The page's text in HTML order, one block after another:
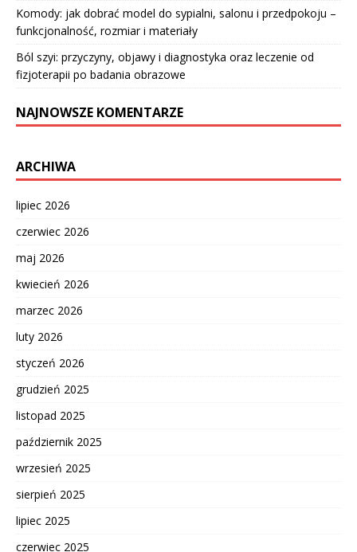
Komody: jak dobrać model do sypialni, salonu i przedpokoju –
funkcjonalność, rozmiar i materiały
Ból szyi: przyczyny, objawy i diagnostyka oraz leczenie od
fizjoterapii po badania obrazowe
NAJNOWSZE KOMENTARZE
ARCHIWA
lipiec 2026
czerwiec 2026
maj 2026
kwiecień 2026
marzec 2026
luty 2026
styczeń 2026
grudzień 2025
listopad 2025
październik 2025
wrzesień 2025
sierpień 2025
lipiec 2025
czerwiec 2025